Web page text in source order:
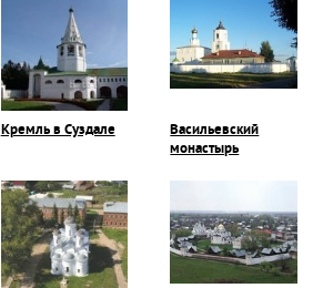
Кремль в Суздале
Васильевский
монастырь